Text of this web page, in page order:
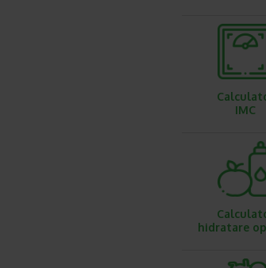
IMC
hidratare